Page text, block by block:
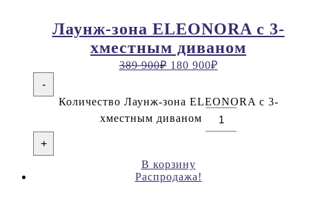
Лаунж-зона ELEONORA с 3-
хместным диваном
389 900₽ 180 900₽
-
Количество Лаунж-зона ELEONORA с 3-
хместным диваном
+
В корзину
Распродажа!